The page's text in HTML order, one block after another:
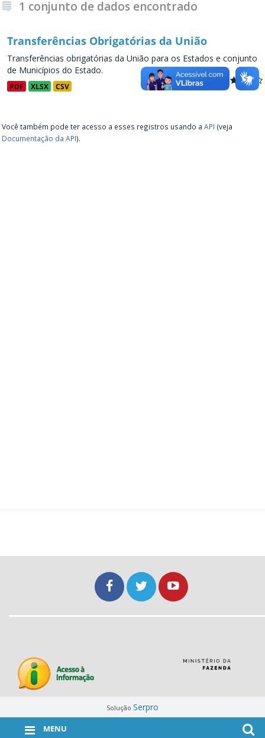
MENU
1 conjunto de dados encontrado
Transferências Obrigatórias da União
Transferências obrigatórias da União para os Estados e conjunto
de Municípios do Estado.
PDF XLSX CSV
Você também pode ter acesso a esses registros usando a API (veja
Documentação da API).
Solução Serpro